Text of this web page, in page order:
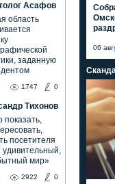
Асафов
область
заданную
1747 0
Тихонов
показать,
посетителя
удивительный,
мир»
2922 0
06